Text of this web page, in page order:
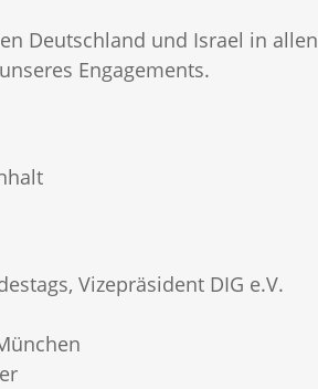
Deutschland und Israel in allen
Engagements.
Vizepräsident DIG e.V.